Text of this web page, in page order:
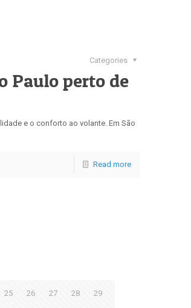
Categories
Paulo perto de
e o conforto ao volante. Em São
Read more
25 26 27 28 29